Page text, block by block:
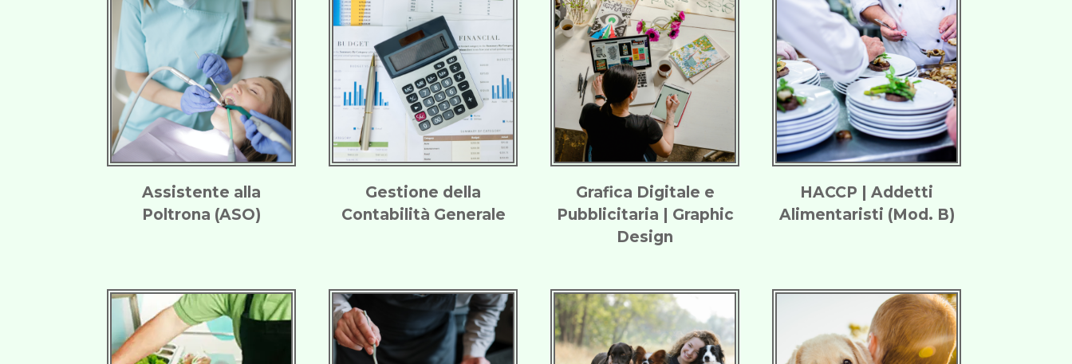
Assistente alla
Poltrona (ASO)
Gestione della
Contabilità Generale
Grafica Digitale e
Pubblicitaria | Graphic
Design
HACCP | Addetti
Alimentaristi (Mod. B)